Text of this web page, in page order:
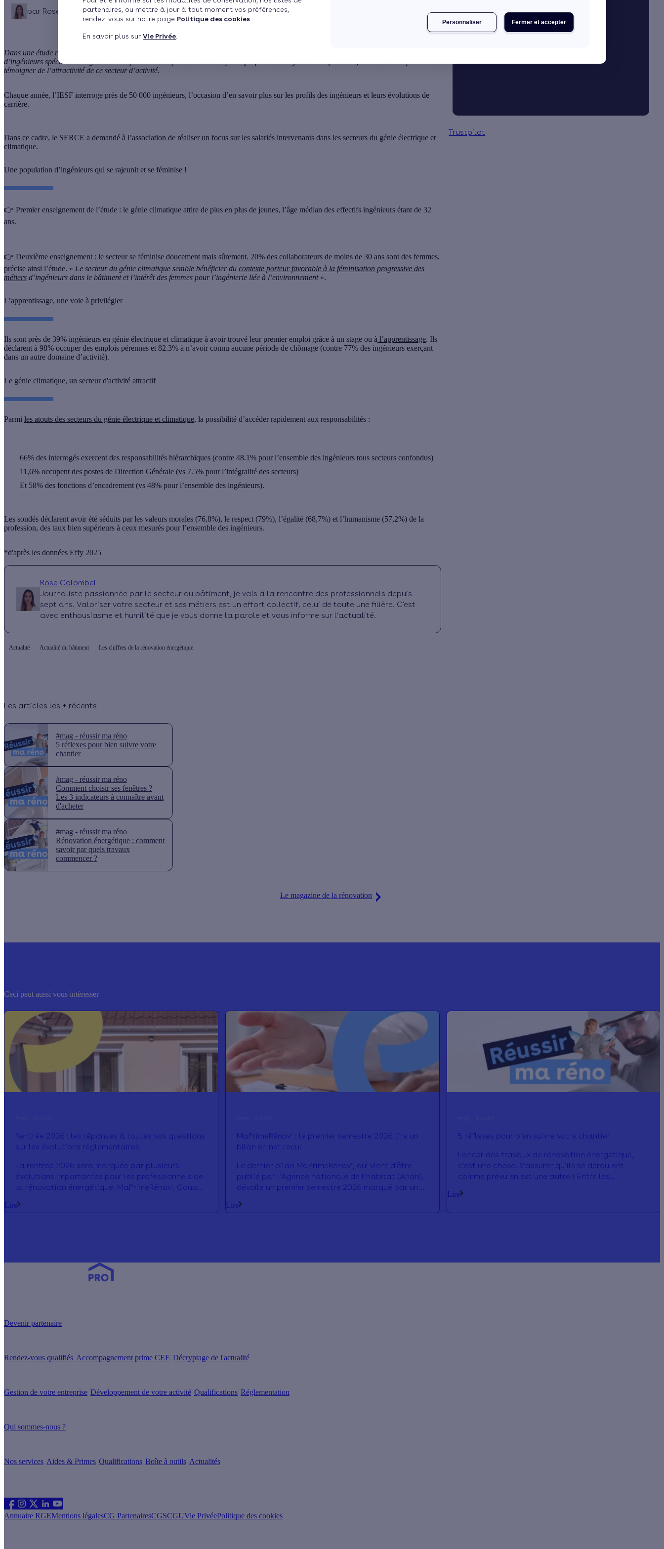
partenaires, ou mettre à jour à tout moment vos préférences,
rendez-vous sur notre page Politique des cookies
En savoir plus sur Vie Privée
Fermer et accepter
Personnaliser
par Rose ColombelPublié le 31/08/2021 à 14h46 Mis à jour le 05/08/2024 à 13h43
Dans une étude réalisée à la demande du SERCE, la Société des Ingénieurs et Scientifiques de France (IESF) fait le point sur les profils
d’ingénieurs spécialisés en génie électrique et climatique. Il en ressort que la profession se rajeunit et se féminise ; une tendance qui vient
témoigner de l’attractivité de ce secteur d’activité.
Chaque année, l’IESF interroge près de 50 000 ingénieurs, l’occasion d’en savoir plus sur les profils des ingénieurs et leurs évolutions de
carrière.
Dans ce cadre, le SERCE a demandé à l’association de réaliser un focus sur les salariés intervenants dans les secteurs du génie électrique et
climatique.
Une population d’ingénieurs qui se rajeunit et se féminise !
👉 Premier enseignement de l’étude : le génie climatique attire de plus en plus de jeunes, l’âge médian des effectifs ingénieurs étant de 32
ans.
👉 Deuxième enseignement : le secteur se féminise doucement mais sûrement. 20% des collaborateurs de moins de 30 ans sont des femmes,
précise ainsi l’étude. « Le secteur du génie climatique semble bénéficier du contexte porteur favorable à la féminisation progressive des
métiers d’ingénieurs dans le bâtiment et l’intérêt des femmes pour l’ingénierie liée à l’environnement ».
L’apprentissage, une voie à privilégier
Ils sont près de 39% ingénieurs en génie électrique et climatique à avoir trouvé leur premier emploi grâce à un stage ou à l’apprentissage. Ils
déclarent à 98% occuper des emplois pérennes et 82.3% à n’avoir connu aucune période de chômage (contre 77% des ingénieurs exerçant
dans un autre domaine d’activité).
Le génie climatique, un secteur d'activité attractif
Parmi les atouts des secteurs du génie électrique et climatique, la possibilité d’accéder rapidement aux responsabilités :
66% des interrogés exercent des responsabilités hiérarchiques (contre 48.1% pour l’ensemble des ingénieurs tous secteurs confondus)
11,6% occupent des postes de Direction Générale (vs 7.5% pour l’intégralité des secteurs)
Et 58% des fonctions d’encadrement (vs 48% pour l’ensemble des ingénieurs).
Les sondés déclarent avoir été séduits par les valeurs morales (76,8%), le respect (79%), l’égalité (68,7%) et l’humanisme (57,2%) de la
profession, des taux bien supérieurs à ceux mesurés pour l’ensemble des ingénieurs.
*d'après les données Effy 2025
Rose Colombel
Journaliste passionnée par le secteur du bâtiment, je vais à la rencontre des professionnels depuis
sept ans. Valoriser votre secteur et ses métiers est un effort collectif, celui de toute une filière. C'est
avec enthousiasme et humilité que je vous donne la parole et vous informe sur l’actualité.
Actualité Actualité du bâtiment Les chiffres de la rénovation énergétique
Je booste mon activité
Trustpilot
Les articles les + récents
#mag - réussir ma réno
5 réflexes pour bien suivre votre
chantier
#mag - réussir ma réno
Comment choisir ses fenêtres ?
Les 3 indicateurs à connaître avant
d'acheter
#mag - réussir ma réno
Rénovation énergétique : comment
savoir par quels travaux
commencer ?
Le magazine de la rénovation
Ceci peut aussi vous intéresser
Rentrée 2026 : les réponses à toutes vos questions
sur les évolutions réglementaires
La rentrée 2026 sera marquée par plusieurs
évolutions importantes pour les professionnels de
la rénovation énergétique. MaPrimeRénov', Coup
pompes à chaleur, TVA ou encore qualification
Lire
MaPrimeRénov’ : le premier semestre 2026 tire un
bilan en net recul
Le dernier bilan MaPrimeRénov’, qui vient d’être
publié par l’Agence nationale de l’habitat (Anah),
dévoile un premier semestre 2026 marqué par un
décrypte ensemble les conclusions à tirer de ces
Lire
5 réflexes pour bien suivre votre chantier
Lancer des travaux de rénovation énergétique,
c’est une chose. S’assurer qu’ils se déroulent
comme prévu en est une autre ! Entre les
l’artisan, les éventuels imprévus et la réception
Lire
Devenir partenaire
Rendez-vous qualifiés Accompagnement prime CEE Décryptage de l'actualité
Gestion de votre entreprise Développement de votre activité Qualifications Réglementation
Qui sommes-nous ?
Nos services Aides & Primes Qualifications Boîte à outils Actualités
Annuaire RGEMentions légalesCG PartenairesCGSCGUVie PrivéePolitique des cookies